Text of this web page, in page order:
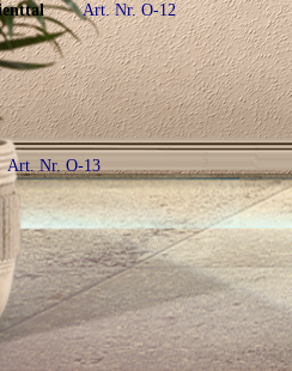
Art. Nr. O-12
Nr. O-13